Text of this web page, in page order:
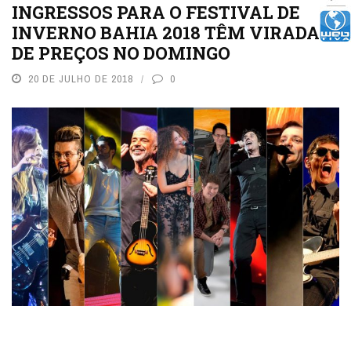
INGRESSOS PARA O FESTIVAL DE
INVERNO BAHIA 2018 TÊM VIRADA
DE PREÇOS NO DOMINGO
20 DE JULHO DE 2018 0